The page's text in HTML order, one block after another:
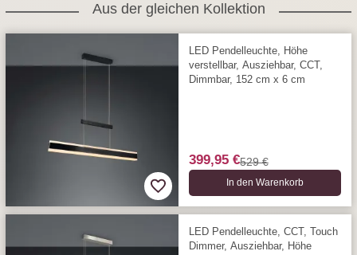
Aus der gleichen Kollektion
LED Pendelleuchte, Höhe
verstellbar, Ausziehbar, CCT,
Dimmbar, 152 cm x 6 cm
399,95 €529 €
In den Warenkorb
LED Pendelleuchte, CCT, Touch
Dimmer, Ausziehbar, Höhe